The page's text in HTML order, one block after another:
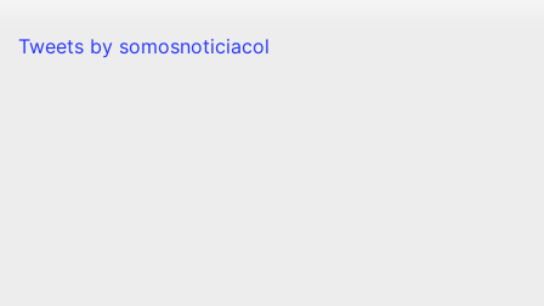
Tweets by somosnoticiacol